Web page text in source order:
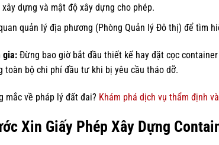
dựng và mật độ xây dựng cho phép.
quản lý địa phương (Phòng Quản lý Đô thị) để tìm
gia: Đừng bao giờ bắt đầu thiết kế hay đặt cọc
toàn bộ chi phí đầu tư khi bị yêu cầu tháo dỡ.
mắc về pháp lý đất đai? Khám phá dịch vụ thẩm định
Xin Giấy Phép Xây Dựng